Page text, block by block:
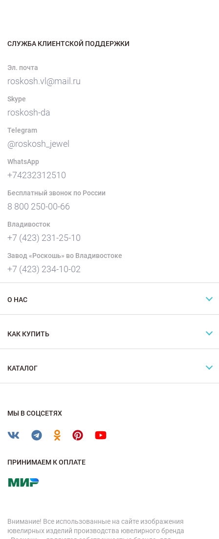
СЛУЖБА КЛИЕНТСКОЙ ПОДДЕРЖКИ
Эл. почта
roskosh.vl@mail.ru
Skype
roskosh-da
Telegram
@roskosh_jewel
WhatsApp
+74232312510
Бесплатный звонок по России
8 800 250-00-66
Владивосток
+7 (423) 231-25-10
Завод «Роскошь» во Владивостоке
+7 (423) 234-10-02
О НАС
КАК КУПИТЬ
КАТАЛОГ
МЫ В СОЦСЕТЯХ
ПРИНИМАЕМ К ОПЛАТЕ
Внимание! Все использованные на сайте изображения
ювелирных изделий производства ювелирного бренда